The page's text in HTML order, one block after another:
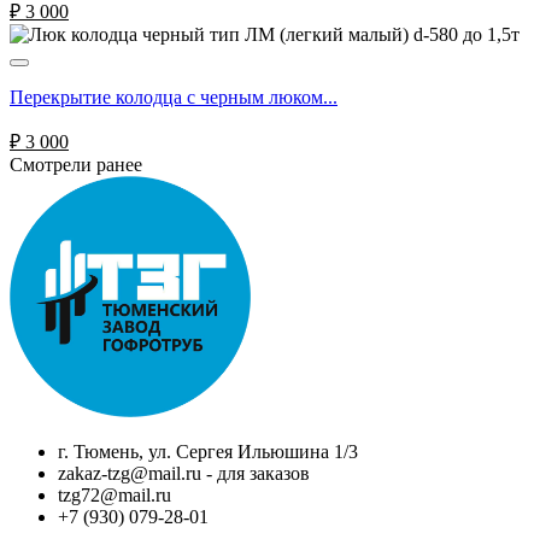
₽ 3 000
Перекрытие колодца с черным люком...
₽ 3 000
Смотрели ранее
г. Тюмень, ул. Сергея Ильюшина 1/3
zakaz-tzg@mail.ru - для заказов
tzg72@mail.ru
+7 (930) 079-28-01